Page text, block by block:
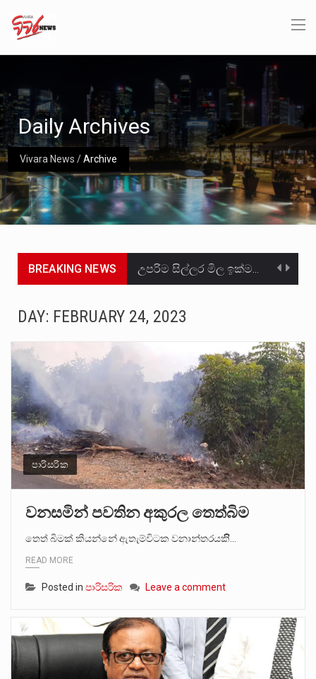
Vivara News /Archive
Daily Archives
BREAKING NEWS
මේ, දන්නා හඳුනන ලියන්නකුගේ නන්නාඳුනන අඩවියක සැරිසරා ලද ආස්වාදනීය මොහොතක සිංහාවලෝකනයකි .කෙටි කවියක දිගු බර…
වත්මන් ආණ්ඩුවේ ප්‍රධාන පාර්ශවකරුවා වන ජනතා විමුක්ති පෙරමුණේ කාලයක පටන් තිබුණු ප්‍රධාන සටන් පාඨයක් වූවේ…
සංවිධානාත්මක අපරාධකරුවකු වන ලොකු පැටිගේ ප්‍රධාන වෙඩික්කරු බවට සැක කරන ගිං ගඟේ ගිල්වා මරා දමා…
උපරිමාධිකරණ විනිශ්චයකාරවරුන්ගේ හා ඉන් පහළ විනිශ්චයකාරවරුන්ගේ විශ්‍රාම වයස දීර්ඝ කිරීම සඳහා සකස් කර ඇති විසිදෙවන…
DAY: FEBRUARY 24, 2023
පාරිසරික
වනසමින් පවතින අකුරල තෙත්බිම
තෙත් බිමක් කියන්නේ ඇතැම්විටක වනාන්තරයකිිි…
READ MORE
Posted in පාරිසරික Leave a comment